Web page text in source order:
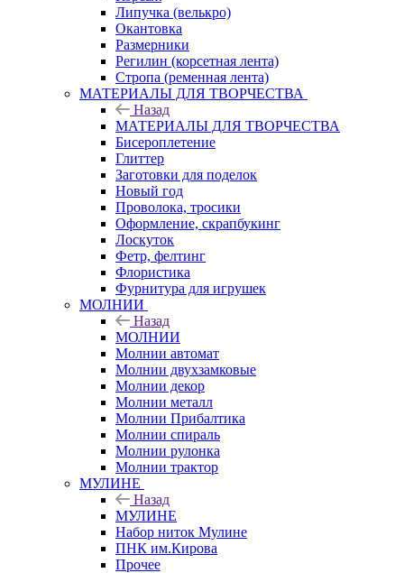
Липучка (велькро)
Окантовка
Размерники
Регилин (корсетная лента)
Стропа (ременная лента)
МАТЕРИАЛЫ ДЛЯ ТВОРЧЕСТВА
Назад
МАТЕРИАЛЫ ДЛЯ ТВОРЧЕСТВА
Бисероплетение
Глиттер
Заготовки для поделок
Новый год
Проволока, тросики
Оформление, скрапбукинг
Лоскуток
Фетр, фелтинг
Флористика
Фурнитура для игрушек
МОЛНИИ
Назад
МОЛНИИ
Молнии автомат
Молнии двухзамковые
Молнии декор
Молнии металл
Молнии Прибалтика
Молнии спираль
Молнии рулонка
Молнии трактор
МУЛИНЕ
Назад
МУЛИНЕ
Набор ниток Мулине
ПНК им.Кирова
Прочее